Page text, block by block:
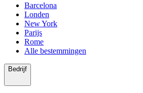
Barcelona
Londen
New York
Parijs
Rome
Alle bestemmingen
Bedrijf